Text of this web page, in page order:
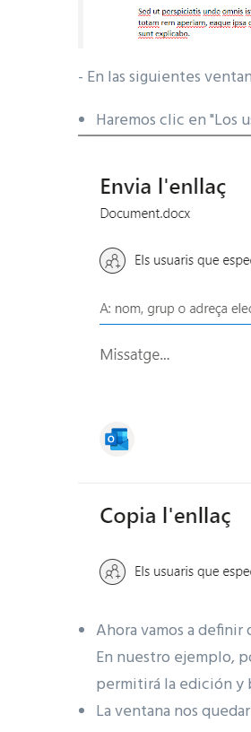
- En las siguientes
Haremos clic en "Los
Ahora vamos a
En nuestro ejemplo,
permitirá la edición y
La ventana nos